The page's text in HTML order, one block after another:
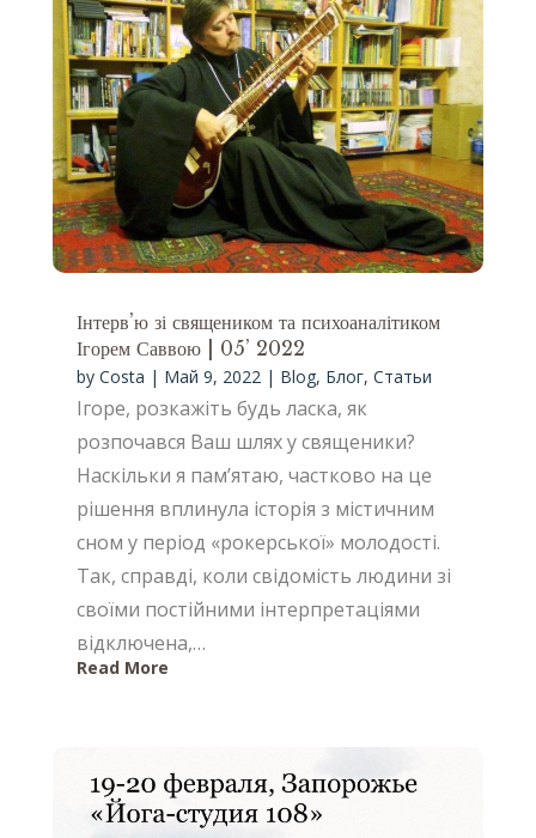
Інтерв’ю зі священиком та психоаналітиком
Ігорем Саввою | 05’ 2022
by Costa | Май 9, 2022| Blog, Блог, Статьи
Ігоре, розкажіть будь ласка, як
розпочався Ваш шлях у священики?
Наскільки я пам’ятаю, частково на це
рішення вплинула історія з містичним
сном у період «рокерської» молодості.
Так, справді, коли свідомість людини зі
своїми постійними інтерпретаціями
відключена,…
Read More